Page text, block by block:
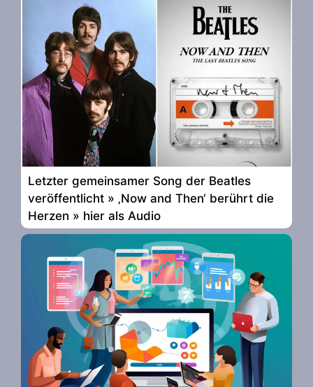
Letzter gemeinsamer Song der Beatles
veröffentlicht » ‚Now and Then‘ berührt die
Herzen » hier als Audio